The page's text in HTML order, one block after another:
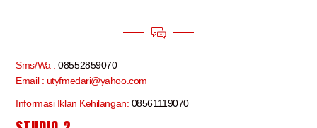
Sms/Wa :08552859070
Email : utyfmedari@yahoo.com
Informasi Iklan Kehilangan: 08561119070